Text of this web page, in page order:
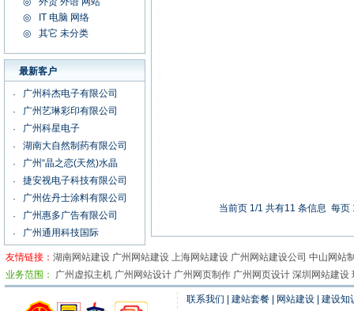
◎
IT 电脑 网络
◎
其它 未分类
最新客户
广州鸿翔科技有限公司
新百胜纸制品有限公司
广州海迪尔科技有限公司
·
广州律师黄卓童
广州采盛包装有限公司
·
广州科杰电子有限公司
·
广州艺琳彩印有限公司
·
广州科星电子
·
湖南大自然制药有限公司
·
广州“晶之恋(天然)水晶
·
捷安视电子科技有限公司
·
广州佐丹士涂料有限公司
·
广州惠多广告有限公司
·
广州通用科技国际
东莞乐邦电子有限公司
广州鸿翔科技有限公司
·
新百胜纸制品有限公司
广州海迪尔科技有限公司
当前页 1/1 共有11 条信息 每
友情链接： 湖南网站建设 广州网站建设 上海网站建设广州网站建设公司 中山网站
业务范围：
广州虚拟主机 广州网站设计 广州网页制作 广州网页设计 深圳网站建设
联系我们 建站套餐| 网站建设| 建设知